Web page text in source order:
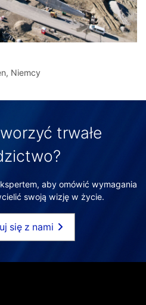
Niemcy
trwałe
aby omówić wymagania
swoją wizję w życie.
się z nami